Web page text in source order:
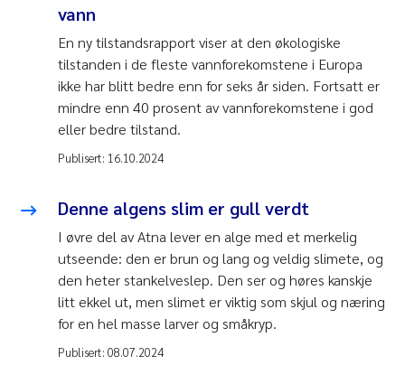
vann
En ny tilstandsrapport viser at den økologiske
tilstanden i de fleste vannforekomstene i Europa
ikke har blitt bedre enn for seks år siden. Fortsatt er
mindre enn 40 prosent av vannforekomstene i god
eller bedre tilstand.
Publisert: 16.10.2024
Denne algens slim er gull verdt
I øvre del av Atna lever en alge med et merkelig
utseende: den er brun og lang og veldig slimete, og
den heter stankelveslep. Den ser og høres kanskje
litt ekkel ut, men slimet er viktig som skjul og næring
for en hel masse larver og småkryp.
Publisert: 08.07.2024